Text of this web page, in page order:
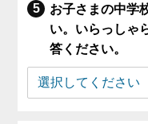
お子さまの中学
い。いらっしゃ
答ください。